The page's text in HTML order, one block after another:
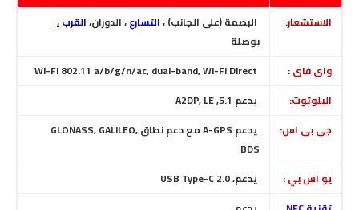
الاستشعار:
البصمة (على الجانب) ،التسارع، الدوران،القرب،
بوصلة
واى فاى :
البلوتوث:
يدعم 5.1, A2DP, LE
جى بى اس:
يدعم A-GPS
مع دعم نطاق GLONASS, GALILEO,
BDS
يو اس بي :
يدعم، USB Type-C 2.0